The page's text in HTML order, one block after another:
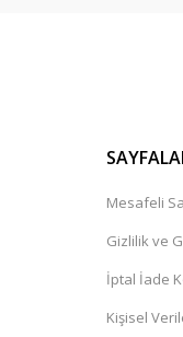
Mesafeli
Gizlilik ve
İptal İade
Kişisel